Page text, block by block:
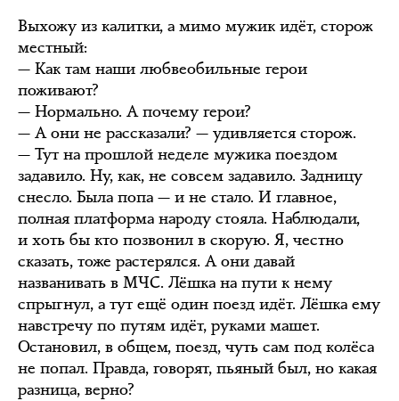
Выхожу из калитки, а мимо мужик идёт, сторож
местный:
— Как там наши любвеобильные герои
поживают?
— Нормально. А почему герои?
— А они не рассказали? — удивляется сторож.
— Тут на прошлой неделе мужика поездом
задавило. Ну, как, не совсем задавило. Задницу
снесло. Была попа — и не стало. И главное,
полная платформа народу стояла. Наблюдали,
и хоть бы кто позвонил в скорую. Я, честно
сказать, тоже растерялся. А они давай
названивать в МЧС. Лёшка на пути к нему
спрыгнул, а тут ещё один поезд идёт. Лёшка ему
навстречу по путям идёт, руками машет.
Остановил, в общем, поезд, чуть сам под колёса
не попал. Правда, говорят, пьяный был, но какая
разница, верно?